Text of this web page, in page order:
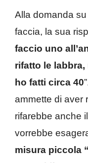
Alla domanda
faccia, la sua
faccio uno
rifatto le labbra,
ho fatti circa 40
ammette di aver
rifarebbe anche
vorrebbe
misura piccola